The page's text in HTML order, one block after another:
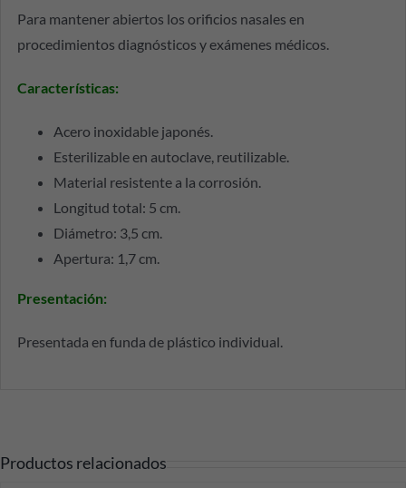
Para mantener abiertos los orificios nasales en
procedimientos diagnósticos y exámenes médicos.
Características:
Acero inoxidable japonés.
Esterilizable en autoclave, reutilizable.
Material resistente a la corrosión.
Longitud total: 5 cm.
Diámetro: 3,5 cm.
Apertura: 1,7 cm.
Presentación:
Presentada en funda de plástico individual.
Productos relacionados